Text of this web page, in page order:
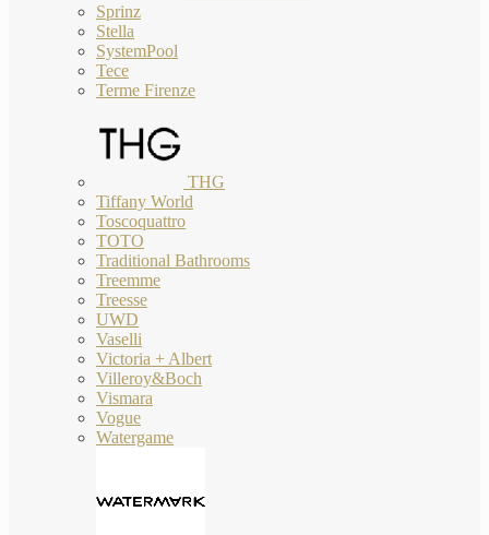
Sprinz
Stella
SystemPool
Tece
Terme Firenze
THG
Tiffany World
Toscoquattro
TOTO
Traditional Bathrooms
Treemme
Treesse
UWD
Vaselli
Victoria + Albert
Villeroy&Boch
Vismara
Vogue
Watergame